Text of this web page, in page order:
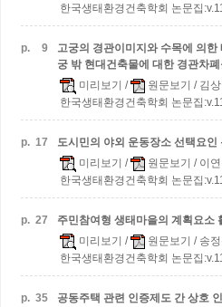
한국생태환경건축학회 논문집
p. 9 고궁의 경관이미지와 수목에 의
궁 밖 현대건축물에 대한 경관차
미리보기 / 원문보기 / 김
한국생태환경건축학회 논문집
p. 17
도시민의 야외 운동장소 선택요인
미리보기 / 원문보기 / 이
한국생태환경건축학회 논문집
p. 27
주민참여형 생태마을의 계획요소
미리보기 / 원문보기 / 송
한국생태환경건축학회 논문집
p. 35 공동주택 관련 인증제도 간 상호